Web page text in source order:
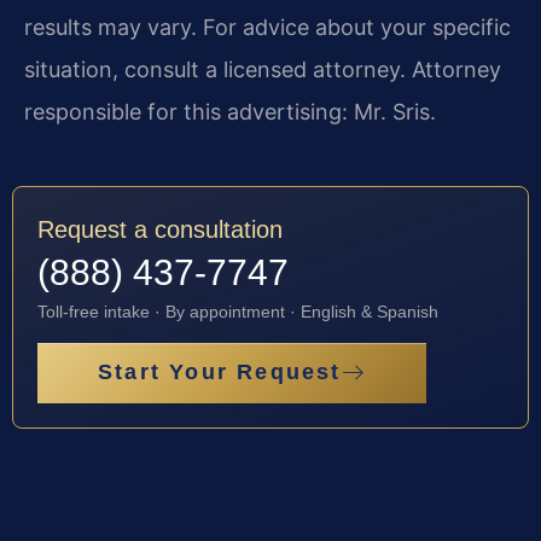
results may vary. For advice about your specific
situation, consult a licensed attorney. Attorney
responsible for this advertising: Mr. Sris.
Request a consultation
(888) 437-7747
Toll-free intake · By appointment · English & Spanish
Start Your Request